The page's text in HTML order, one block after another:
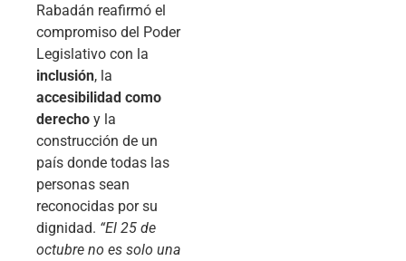
Rabadán reafirmó el
compromiso del Poder
Legislativo con la
inclusión, la
accesibilidad como
derecho y la
construcción de un
país donde todas las
personas sean
reconocidas por su
dignidad. “El 25 de
octubre no es solo una